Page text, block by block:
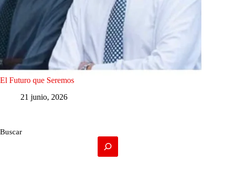
El Futuro que Seremos
21 junio, 2026
Buscar